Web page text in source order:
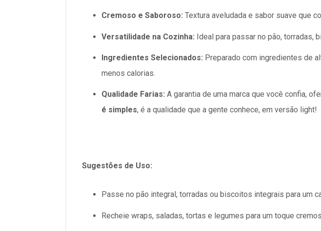
Cremoso e Saboroso: Textura aveludada e sabor suave que
Versatilidade na Cozinha: Ideal para passar no pão, torradas,
Ingredientes Selecionados: Preparado com ingredientes de
menos calorias.
Qualidade Farias: A garantia de uma marca que você confia,
é simples, é a qualidade que a gente conhece, em versão light!
Sugestões de Uso:
Passe no pão integral, torradas ou biscoitos integrais para um
Recheie wraps, saladas, tortas e legumes para um toque